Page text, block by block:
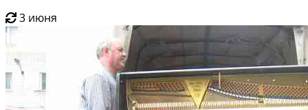
3 июня